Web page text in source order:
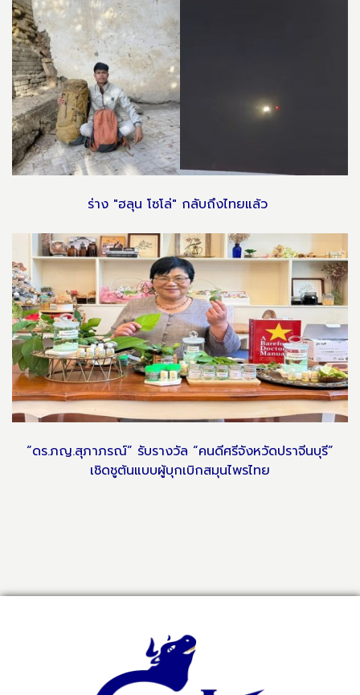
ร่าง "ฮลุน โซโล่" กลับถึงไทยแล้ว
“ดร.ภญ.สุภาภรณ์” รับรางวัล “คนดีศรีจังหวัดปราจีนบุรี”
เชิดชูต้นแบบผู้บุกเบิกสมุนไพรไทย